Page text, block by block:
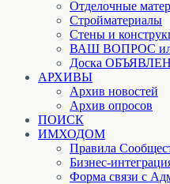
Отделочные
Стройматериалы
Стены и
ВАШ ВОПРОС
Доска
АРХИВЫ
Архив новостей
Архив опросов
ПОИСК
ИМХОДОМ
Правила
Бизнес-
Форма связи с